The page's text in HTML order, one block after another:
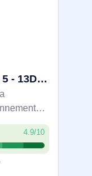
ThinkCentre neo 30s Gen 5 - 13DH0026FR
8 Go
64 Go)
sous
4.9/10